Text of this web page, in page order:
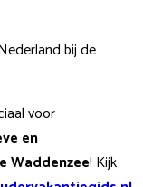
bij de
voor
en
Waddenzee! Kijk